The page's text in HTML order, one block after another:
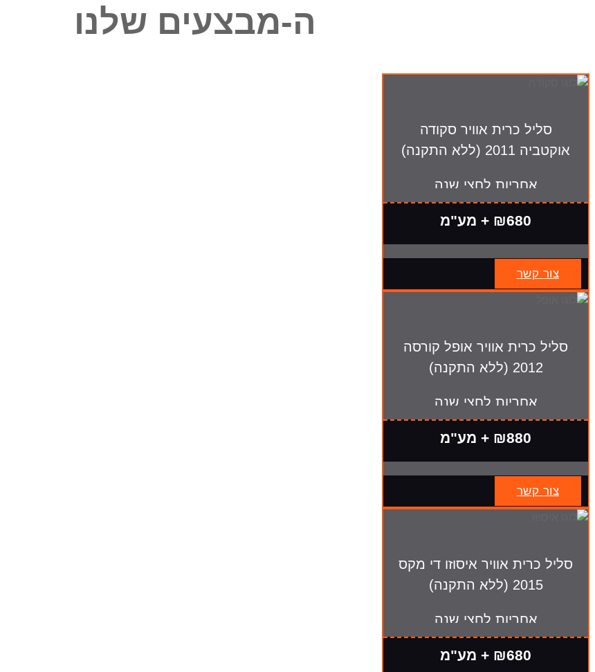
ה-מבצעים שלנו
סליל כרית אוויר סקודה
אוקטביה 2011 (ללא התקנה)
אחריות לחצי שנה
₪680 + מע"מ
צור קשר
סליל כרית אוויר אופל קורסה
2012 (ללא התקנה)
אחריות לחצי שנה
₪880 + מע"מ
צור קשר
סליל כרית אוויר איסוזו די מקס
2015 (ללא התקנה)
אחריות לחצי שנה
₪680 + מע"מ